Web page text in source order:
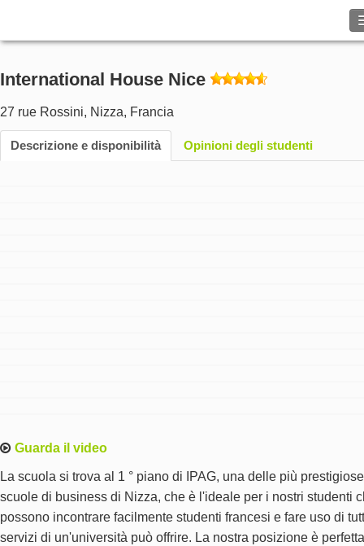
SFOGLIARE
International House Nice
27 rue Rossini, Nizza, Francia
Descrizione e disponibilità Opinioni degli studenti
Guarda il video
La scuola si trova al 1 ° piano di IPAG, una delle più prestigiose
scuole di business di Nizza, che è l'ideale per i nostri studenti
possono incontrare facilmente studenti francesi e fare uso di
servizi di un'università può offrire. La nostra posizione è perfetta